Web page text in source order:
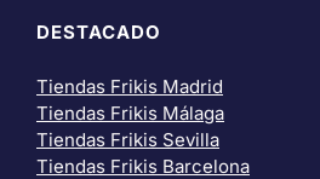
DESTACADO
Tiendas Frikis Madrid
Tiendas Frikis Málaga
Tiendas Frikis Sevilla
Tiendas Frikis Barcelona